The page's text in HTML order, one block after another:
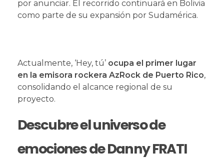
por anunciar. El recorrido continuará en Bolivia
como parte de su expansión por Sudamérica.
Actualmente, ‘Hey, tú’ ocupa el primer lugar
en la emisora rockera AzRock de Puerto Rico,
consolidando el alcance regional de su
proyecto.
Descubre el universo de
emociones de Danny FRATI